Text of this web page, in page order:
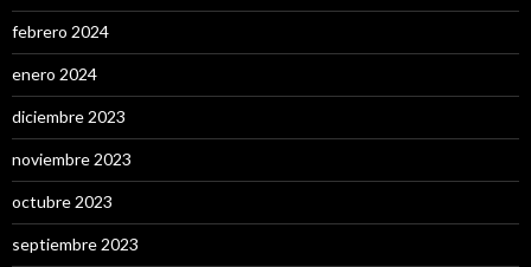
febrero 2024
enero 2024
diciembre 2023
noviembre 2023
octubre 2023
septiembre 2023